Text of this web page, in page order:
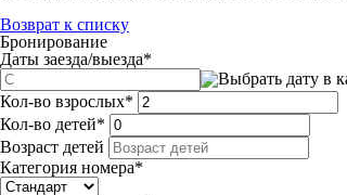
Возврат к списку
Бронирование
Даты заезда/выезда*
Кол-во взрослых*
Кол-во детей*
Возраст детей
Категория номера*